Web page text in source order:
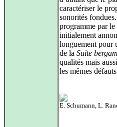
caractériser le
sonorités
programme par le
initialement
longuement pour
de la Suite
qualités mais
les mêmes
E. Schumann, L.